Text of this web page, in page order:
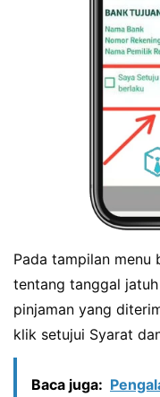
Pada tampilan menu
tentang tanggal
pinjaman yang
klik setujui Syarat
Baca juga: